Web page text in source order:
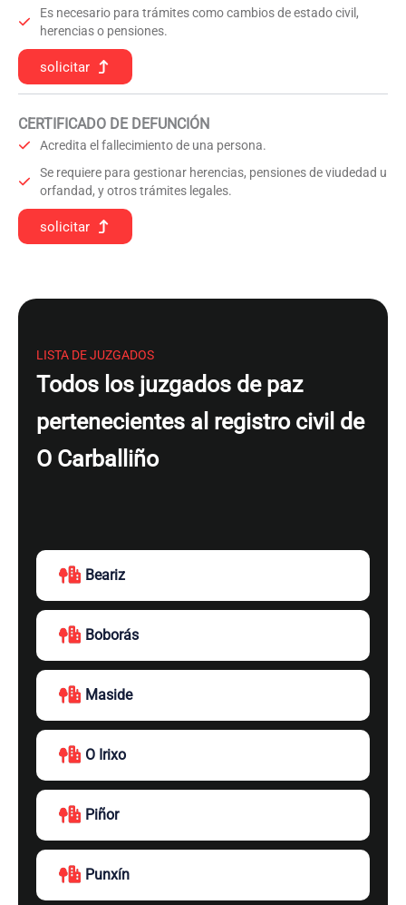
Es necesario para trámites como cambios de estado civil,
herencias o pensiones.
solicitar
CERTIFICADO DE DEFUNCIÓN
Acredita el fallecimiento de una persona.
Se requiere para gestionar herencias, pensiones de viudedad u
orfandad, y otros trámites legales.
solicitar
LISTA DE JUZGADOS
Todos los juzgados de paz
pertenecientes al registro civil de
O Carballiño
Beariz
Boborás
Maside
O Irixo
Piñor
Punxín